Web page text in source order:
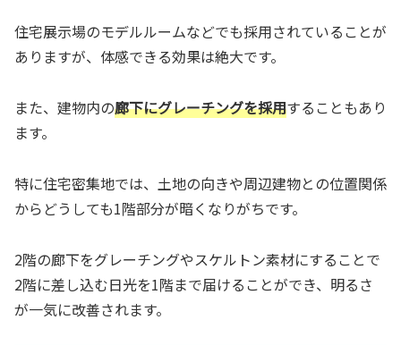
住宅展示場のモデルルームなどでも採用されていることが
ありますが、体感できる効果は絶大です。
また、建物内の廊下にグレーチングを採用することもあり
ます。
特に住宅密集地では、土地の向きや周辺建物との位置関係
からどうしても1階部分が暗くなりがちです。
2階の廊下をグレーチングやスケルトン素材にすることで
2階に差し込む日光を1階まで届けることができ、明るさ
が一気に改善されます。